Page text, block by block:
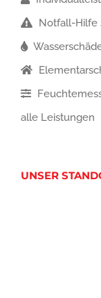
Notfall-
alle Leistungen
UNSER